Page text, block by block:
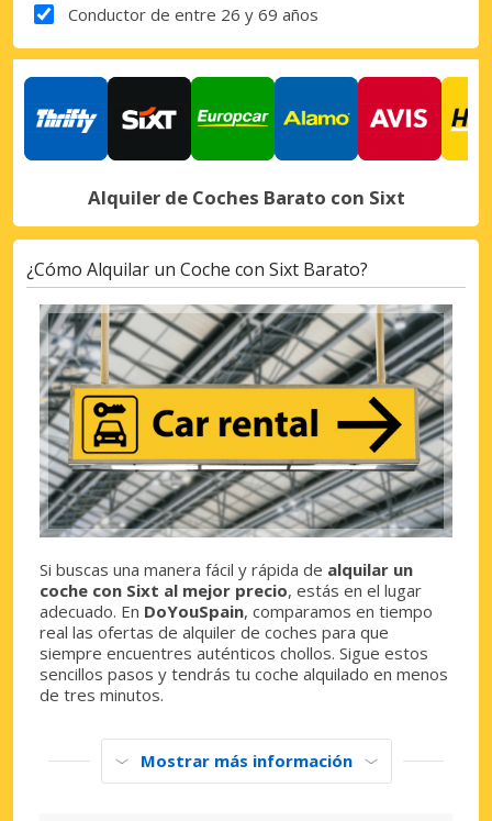
Conductor de entre 26 y 69 años
Alquiler de Coches Barato con Sixt
¿Cómo Alquilar un Coche con Sixt Barato?
Si buscas una manera fácil y rápida de alquilar un
coche con Sixt al mejor precio, estás en el lugar
adecuado. En DoYouSpain, comparamos en tiempo
real las ofertas de alquiler de coches para que
siempre encuentres auténticos chollos. Sigue estos
sencillos pasos y tendrás tu coche alquilado en menos
de tres minutos.
Mostrar más información